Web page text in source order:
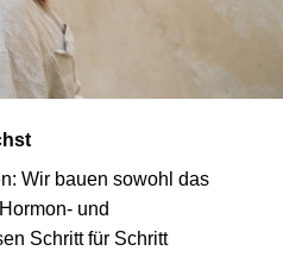
Wir bauen sowohl das
und
Schritt für Schritt